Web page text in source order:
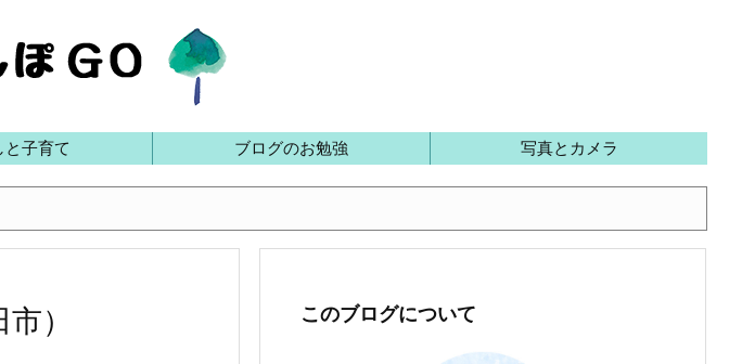
と子育て ブログのお勉強 写真とカメラ
） このブログについて